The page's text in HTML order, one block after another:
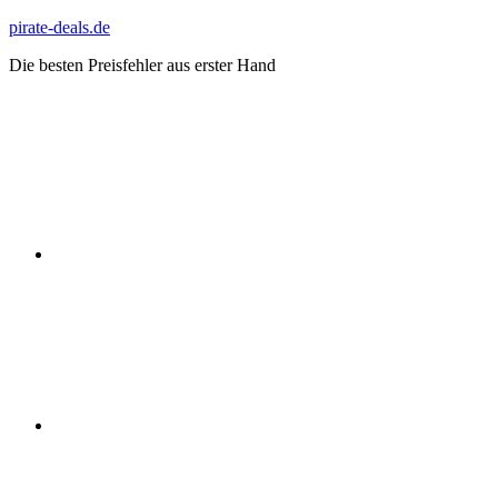
Zum
springen
pirate-deals.de
Die besten Preisfehler aus erster Hand